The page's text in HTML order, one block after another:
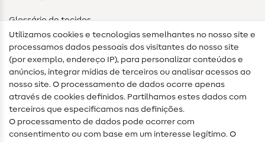
Glossário de tecidos
Guias de costura
Ajuda e contacto
Contacto
Mudança de proprietário
Utilizamos cookies e tecnologias semelhantes no nosso site e
processamos dados pessoais dos visitantes do nosso site
(por exemplo, endereço IP), para personalizar conteúdos e
anúncios, integrar mídias de terceiros ou analisar acessos ao
nosso site. O processamento de dados ocorre apenas
através de cookies definidos. Partilhamos estes dados com
terceiros que especificamos nas definições.
O processamento de dados pode ocorrer com
consentimento ou com base em um interesse legítimo. O